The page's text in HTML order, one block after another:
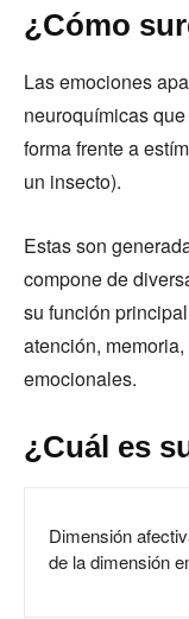
¿Cómo
Las emociones
neuroquímicas
forma frente a
un insecto).
Estas son
compone de
su función
atención,
emocionales.
¿Cuál es
Dimensión
de la dimensión